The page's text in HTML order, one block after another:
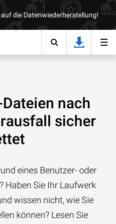
die Datenwiederherstellung!
nach
sicher
eines Benutzer- oder
Haben Sie Ihr Laufwerk
wissen nicht, wie Sie
können? Lesen Sie